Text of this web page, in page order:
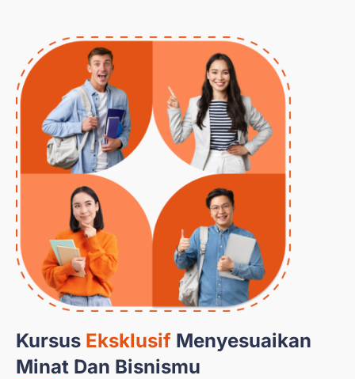
Kursus Eksklusif Menyesuaikan
Minat Dan Bisnismu